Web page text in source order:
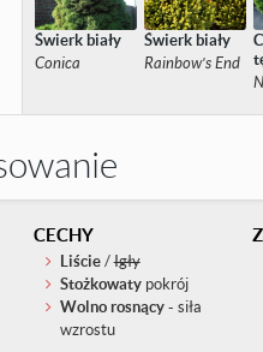
Świerk biały
Conica
Świerk biały
Rainbow's End
CECHY
Liście/Igły
Stożkowatypokrój
Wolno rosnący- siła
wzrostu